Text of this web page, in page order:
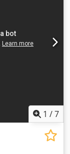
Avance
automática
1 /7